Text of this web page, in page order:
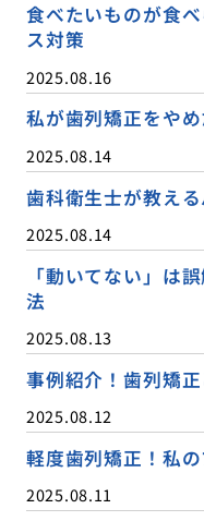
食べたいものが食
ス対策
2025.08.16
私が歯列矯正をや
2025.08.14
歯科衛生士が教え
2025.08.14
「動いてない」は
法
2025.08.13
事例紹介！歯列矯
2025.08.12
軽度歯列矯正！私
2025.08.11